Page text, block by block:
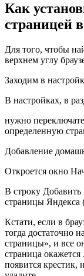
Как
страницей
Для того, чтобы
верхнем углу
Заходим в
В настройках, в
нужно
определенную
Добавление
Откроется окно
В строку Добавить
страницы Яндекса
Кстати, если в
тогда достаточно
страницы», и все
страница
появится крестик,